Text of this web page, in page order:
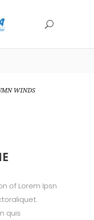
WINDS
of Lorem Ipsn
quis